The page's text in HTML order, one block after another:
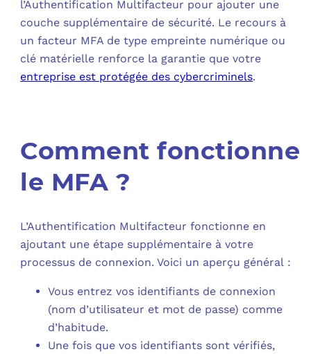
l’Authentification Multifacteur pour ajouter une
couche supplémentaire de sécurité. Le recours à
un facteur MFA de type empreinte numérique ou
clé matérielle renforce la garantie que votre
entreprise est protégée des cybercriminels.
Comment fonctionne
le MFA ?
L’Authentification Multifacteur fonctionne en
ajoutant une étape supplémentaire à votre
processus de connexion. Voici un aperçu général :
Vous entrez vos identifiants de connexion
(nom d’utilisateur et mot de passe) comme
d’habitude.
Une fois que vos identifiants sont vérifiés,